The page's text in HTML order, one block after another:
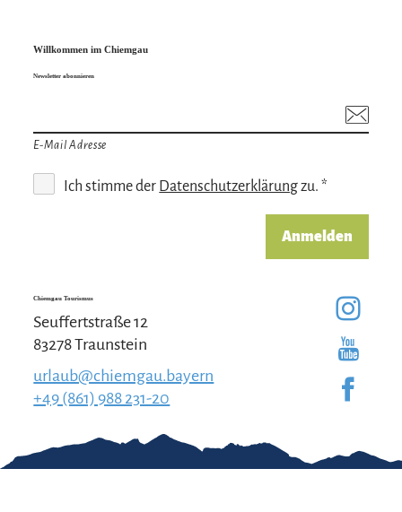
Willkommen im Chiemgau
Newsletter abonnieren
E-Mail Adresse
Ich stimme der Datenschutzerklärungzu. *
Anmelden
Chiemgau Tourismus
Seuffertstraße 12
83278 Traunstein
urlaub@chiemgau.bayern
+49 (861) 988 231-20